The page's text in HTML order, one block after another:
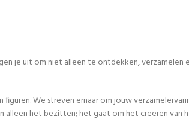
je uit om niet alleen te ontdekken,
We streven ernaar om jouw
alleen het bezitten; het gaat om het creëren